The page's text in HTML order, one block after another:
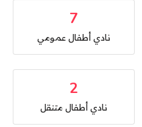
7
نادي أطفال عمومي
2
نادي أطفال متنقل